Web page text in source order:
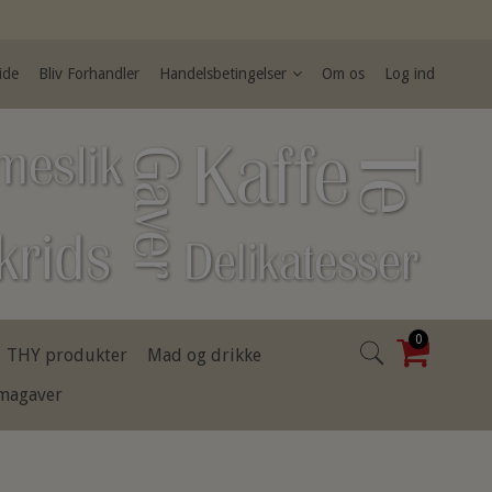
Bliv Forhandler Handelsbetingelser Om os Log ind
0
THY produkter
Mad og drikke